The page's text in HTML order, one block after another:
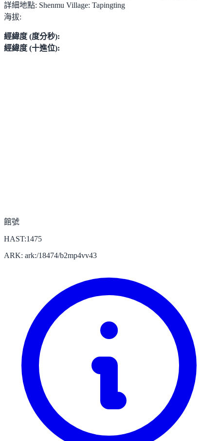
詳細地點: Shenmu Village: Tapingting
海拔:
經緯度 (度分秒):
經緯度 (十進位):
館號
HAST:1475
ARK: ark:/18474/b2mp4vv43